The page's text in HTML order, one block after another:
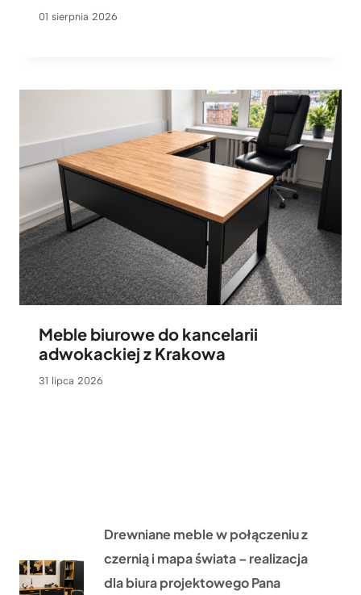
01 sierpnia 2026
Meble biurowe do kancelarii
adwokackiej z Krakowa
31 lipca 2026
Drewniane meble w połączeniu z
czernią i mapa świata – realizacja
dla biura projektowego Pana